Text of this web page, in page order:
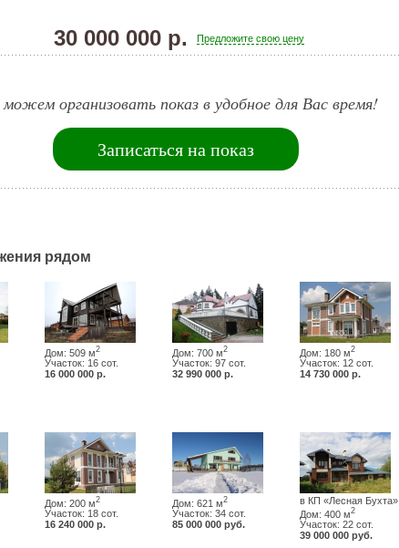
30 000 000 р. Предложите свою цену
организовать показ в удобное для Вас время!
Записаться на показ
рядом
Дом: 509 м2
Участок: 16 сот.
16 000 000 р.
Дом: 700 м2
Участок: 97 сот.
32 990 000 р.
Дом: 180 м2
Участок: 12 сот.
14 730 000 р.
Дом: 200 м2
Участок: 18 сот.
16 240 000 р.
Дом: 621 м2
Участок: 34 сот.
85 000 000 руб.
в КП «Лесная Бухта»
Дом: 400 м2
Участок: 22 сот.
39 000 000 руб.